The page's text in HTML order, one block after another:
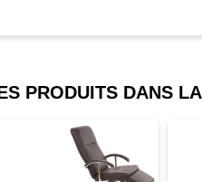
des couleurs: >= 80
de puissance électrique: >
PRODUITS DANS